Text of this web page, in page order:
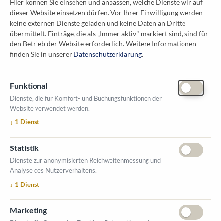
Österreichischer Kommunal-Verlag GmbH
Löwelstraße 6 / 2. Stock
1010 Wien
messe@kommunal.at
ÖFFNUNGSZEITEN MESSE
1. Oktober 2026, 9-17 Uhr
2. Oktober 2026, 9-16 Uhr
VERANSTALTUNGSORT
Salzburger Messe
Messezentrum 1
5020 Salzburg
Hier können Sie einsehen und anpassen, welche Dienste wir auf
dieser Website einsetzen dürfen. Vor Ihrer Einwilligung werden
keine externen Dienste geladen und keine Daten an Dritte
übermittelt. Einträge, die als „Immer aktiv" markiert sind, sind für
den Betrieb der Website erforderlich.Weitere Informationen
finden Sie in unserer Datenschutzerklärung.
Funktional
Dienste, die für Komfort- und Buchungsfunktionen der
Website verwendet werden.
↓ 1 Dienst
Statistik
Dienste zur anonymisierten Reichweitenmessung und
Analyse des Nutzerverhaltens.
↓ 1 Dienst
Marketing